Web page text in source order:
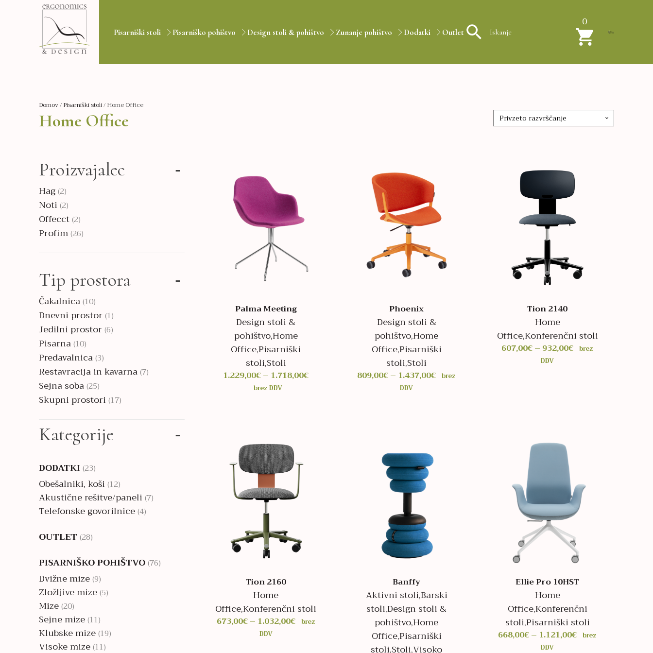
Pisarniški stoli Pisarniško pohištvo Design stoli & pohištvo Zunanje pohištvo Dodatki Outlet
0
Domov/ Pisarniški stoli/ Home Office
Home Office
Proizvajalec
Hag(2)
Noti (2)
Offecct(2)
Profim(26)
Tip prostora
Čakalnica(10)
Dnevni prostor(1)
Jedilni prostor(6)
Pisarna(10)
Predavalnica(3)
Restavracija in kavarna(7)
Sejna soba(25)
Skupni prostori (17)
Kategorije
DODATKI (23)
Obešalniki, koši (12)
Akustične rešitve/paneli (7)
Telefonske govorilnice(4)
OUTLET (28)
PISARNIŠKO POHIŠTVO(76)
Dvižne mize(9)
Zložljive mize(5)
Mize(20)
Sejne mize(11)
Klubske mize(19)
Visoke mize(11)
Design stoli &
pohištvo,Home
Office,Pisarniški
stoli,Stoli
Palma Meeting
1.229,00€– 1.718,00€Cenovni
brez DDV
Design stoli &
pohištvo,Home
Office,Pisarniški
stoli,Stoli
Phoenix
809,00€– 1.437,00€Cenovni
brez
DDV
Home
Office,Konferenčni stoli
Tion 2140
607,00€– 932,00€Cenovni
brez
DDV
Home
Office,Konferenčni stoli
Tion 2160
673,00€– 1.032,00€Cenovni
brez
DDV
Aktivni stoli,Barski
stoli,Design stoli &
pohištvo,Home
Office,Pisarniški
stoli,Stoli,Visoko
Banffy
Home
Office,Konferenčni
stoli,Pisarniški stoli
Ellie Pro 10HST
668,00€– 1.121,00€Cenovni
brez
DDV